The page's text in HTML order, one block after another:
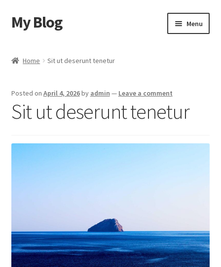
Skip
to
Skip
to
My Blog Menu
Checkout
Home Sit ut deserunt tenetur
Posted on April 4, 2026by admin — Leave a comment
Sit ut deserunt tenetur